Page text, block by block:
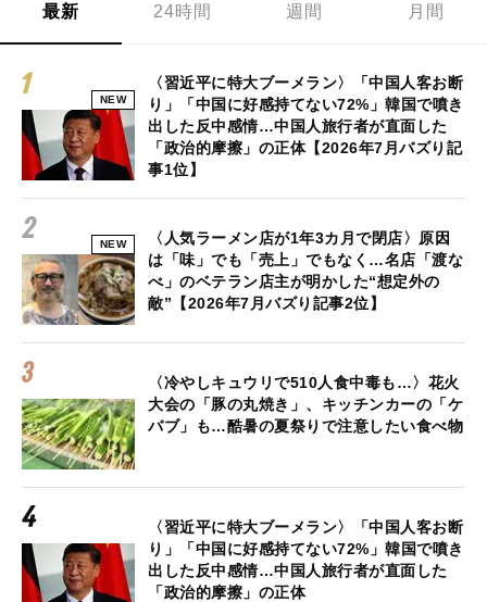
最新 24時間 週間 月間
NEW
〈習近平に特大ブーメラン〉「中国人客お断
り」「中国に好感持てない72%」韓国で噴き
出した反中感情…中国人旅行者が直面した
「政治的摩擦」の正体【2026年7月バズり記
事1位】
NEW
〈人気ラーメン店が1年3カ月で閉店〉原因
は「味」でも「売上」でもなく…名店「渡な
べ」のベテラン店主が明かした“想定外の
敵”【2026年7月バズり記事2位】
〈冷やしキュウリで510人食中毒も…〉花火
大会の「豚の丸焼き」、キッチンカーの「ケ
バブ」も…酷暑の夏祭りで注意したい食べ物
〈習近平に特大ブーメラン〉「中国人客お断
り」「中国に好感持てない72%」韓国で噴き
出した反中感情…中国人旅行者が直面した
「政治的摩擦」の正体